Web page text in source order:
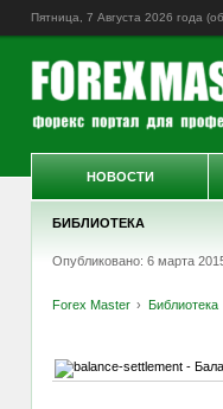
Пятница, 7 Августа 2026 года
БИБЛИОТЕКА
Опубликовано: 6 марта
Forex Master Библиотека
НОВОСТИ